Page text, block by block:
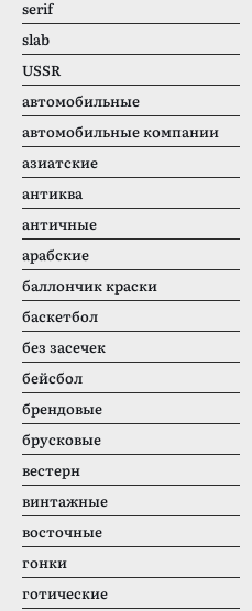
serif
slab
USSR
автомобильные
автомобильные компании
азиатские
антиква
античные
арабские
баллончик краски
баскетбол
без засечек
бейсбол
брендовые
брусковые
вестерн
винтажные
восточные
гонки
готические